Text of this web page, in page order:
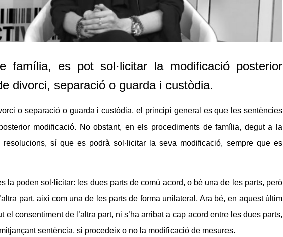
família, es pot sol·licitar la modificació posterior
divorci, separació o guarda i custòdia.
o separació o guarda i custòdia, el principi general es que les sentències
modificació. No obstant, en els procediments de família, degut a la
sí que es podrà sol·licitar la seva modificació, sempre que es
la poden sol·licitar: les dues parts de comú acord, o bé una de les parts, però
part, així com una de les parts de forma unilateral. Ara bé, en aquest últim
el consentiment de l’altra part, ni s’ha arribat a cap acord entre les dues parts,
sentència, si procedeix o no la modificació de mesures.